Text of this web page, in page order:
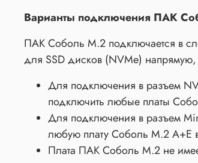
Варианты подключения ПАК
ПАК Соболь M.2 подключается в
для SSD дисков (NVMe) напрямую,
Для подключения в разъем
подключить любые платы
Для подключения в разъем
любую плату Соболь М.2 А+Е
Плата ПАК Соболь M.2 не